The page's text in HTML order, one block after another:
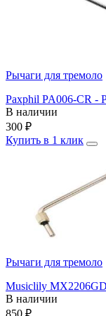
Рычаги для тремоло
Paxphil PA006-CR -
В наличии
300 ₽
Купить в 1 клик
Рычаги для тремоло
Musiclily
В наличии